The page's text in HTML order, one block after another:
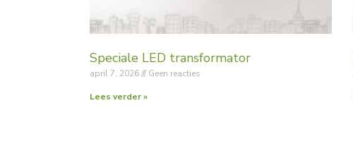
Speciale LED transformator
april 7, 2026 Geen reacties
Lees verder »